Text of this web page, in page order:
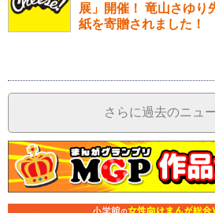
展」開催！ 竜山さゆり
紙を寄贈されました！
さらに過去のニュ